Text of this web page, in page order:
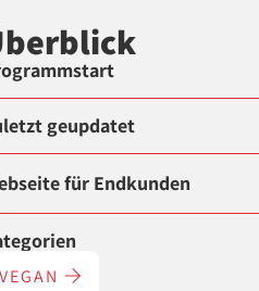
geupdatet
für Endkunden
VEGAN